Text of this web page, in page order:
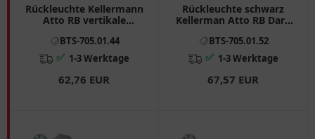
Rückleuchte Kellermann
Atto RB vertikale
BTS-705.01.44
✅ 1-3 Werktage
62,76 EUR
Rückleuchte schwarz
Kellerman Atto RB Dark
BTS-705.01.52
✅ 1-3 Werktage
67,57 EUR